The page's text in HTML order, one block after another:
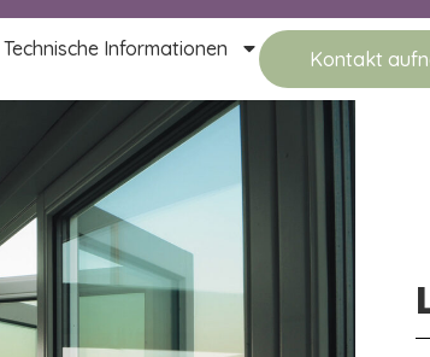
Technische Informationen Kontakt